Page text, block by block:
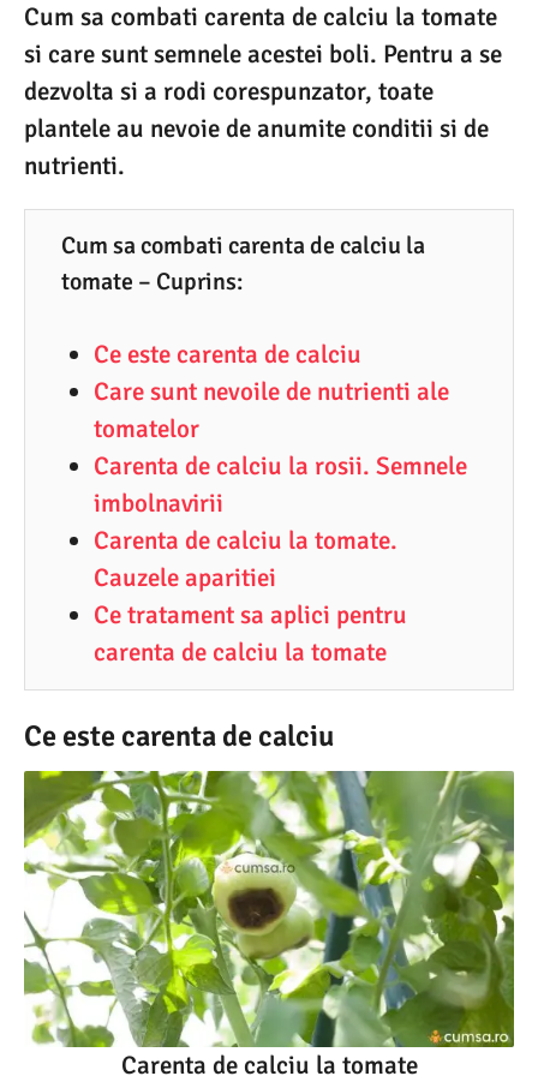
2
0
2
1
0
5
0
.
2
0
2
Cum sa combati carenta de calciu la tomate
si care sunt semnele acestei boli. Pentru a se
dezvolta si a rodi corespunzator, toate
plantele au nevoie de anumite conditii si de
nutrienti.
Cum sa combati carenta de calciu la
tomate – Cuprins:
Ce este carenta de calciu
Care sunt nevoile de nutrienti ale
tomatelor
Carenta de calciu la rosii. Semnele
imbolnavirii
Carenta de calciu la tomate.
Cauzele aparitiei
Ce tratament sa aplici pentru
carenta de calciu la tomate
Ce este carenta de calciu
Carenta de calciu la tomate